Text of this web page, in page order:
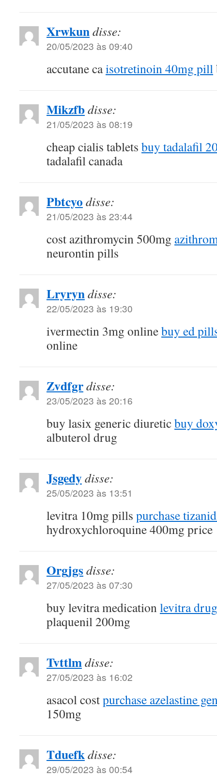
Xrwkundisse:
20/05/2023 às 09:40
accutane caisotretinoin 40mg pill
Mikzfbdisse:
21/05/2023 às 08:19
cheap cialis tablets buy tadalafil
tadalafil canada
Pbtcyo disse:
21/05/2023 às 23:44
cost azithromycin 500mg
neurontin pills
Lryryndisse:
22/05/2023 às 19:30
ivermectin 3mg onlinebuy ed
online
Zvdfgrdisse:
23/05/2023 às 20:16
buy lasix generic diureticbuy
albuterol drug
Jsgedydisse:
25/05/2023 às 13:51
levitra 10mg pills purchase
hydroxychloroquine 400mg price
Orgjgsdisse:
27/05/2023 às 07:30
buy levitra medicationlevitra drug
plaquenil 200mg
Tvttlmdisse:
27/05/2023 às 16:02
asacol costpurchase azelastine
150mg
Tduefkdisse:
29/05/2023 às 00:54